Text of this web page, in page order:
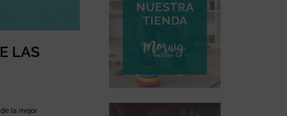
LAS
de la mejor